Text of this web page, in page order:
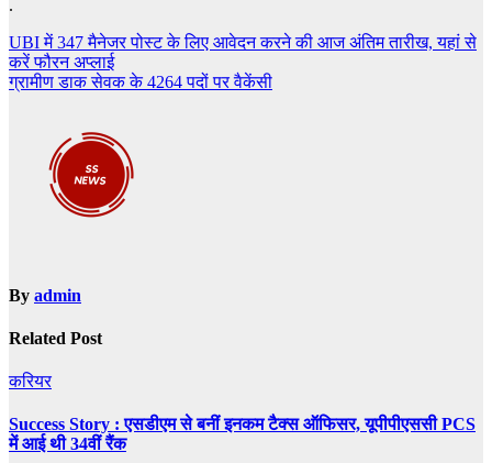
.
Post
navigation
UBI में 347 मैनेजर पोस्ट के लिए आवेदन करने की आज अंतिम तारीख, यहां से
करें फौरन अप्लाई
ग्रामीण डाक सेवक के 4264 पदों पर वैकेंसी
By admin
Related Post
करियर
Success Story : एसडीएम से बनीं इनकम टैक्स ऑफिसर, यूपीपीएससी PCS
में आई थी 34वीं रैंक